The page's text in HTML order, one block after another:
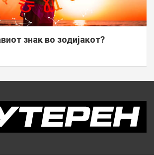
знак во зодијакот?